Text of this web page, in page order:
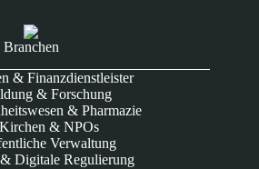
Branchen
& Finanzdienstleister
& Forschung
& Pharmazie
Kirchen & NPOs
Verwaltung
Digitale Regulierung